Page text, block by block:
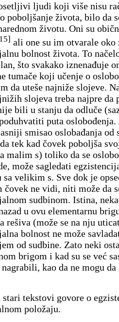
ljudi koji više nisu
poboljšanje života, bilo da
životu. Oni su
ali one su im otvarale oko
bolnost života. To
što svakako iznenađuje
tumače koji učenje o
da uteše najniže slojeve.
slojeva treba najpre da
bili u stanju da odluče
puta
smisao oslobađanja od
tek kad čovek poboljša
malim s) toliko da se
može sagledati
velikim s. Sve dok je
čovek ne vidi, niti može da
sudbinom. Istina,
u ovu elementarnu
rešiva (može se na nju
bolnost ne može
od sudbine. Zato neki
brigom i kad su se već
kao da ne mogu
tekstovi govore o
položaju.